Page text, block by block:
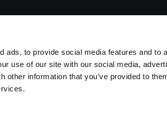
ads, to provide social media features and to
use of our site with our social media,
other information that you’ve provided to